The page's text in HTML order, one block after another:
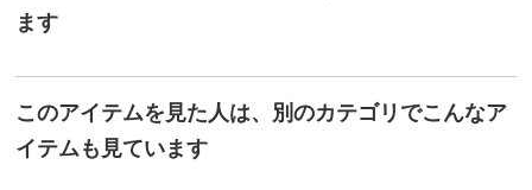
ます
このアイテムを見た人は、別のカテゴリでこんなア
イテムも見ています